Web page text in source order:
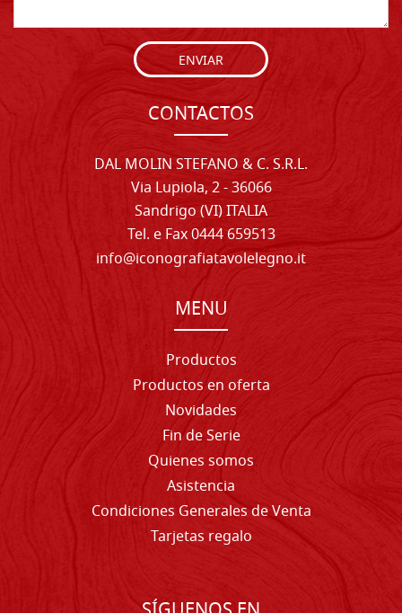
ENVIAR
CONTACTOS
DAL MOLIN STEFANO & C. S.R.L.
Via Lupiola, 2 - 36066
Sandrigo (VI) ITALIA
Tel. e Fax 0444 659513
info@iconografiatavolelegno.it
MENU
Productos
Productos en oferta
Novidades
Fin de Serie
Quienes somos
Asistencia
Condiciones Generales de Venta
Tarjetas regalo